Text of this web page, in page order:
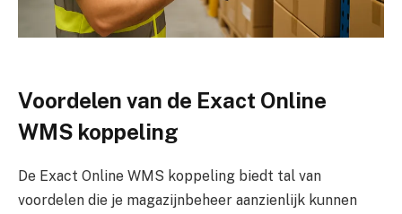
Voordelen van de Exact Online
WMS koppeling
De Exact Online WMS koppeling biedt tal van
voordelen die je magazijnbeheer aanzienlijk kunnen